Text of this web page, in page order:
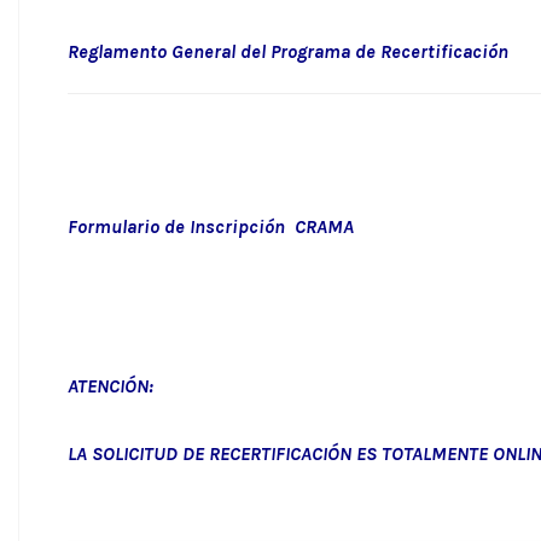
Reglamento General del Programa
Formulario de
ATENCIÓN:
LA SOLICITUD DE RECERTIFICACIÓN ES TOTALMENTE